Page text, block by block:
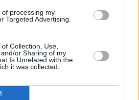
processing my
Targeted Advertising.
Collection, Use,
or Sharing of my
Is Unrelated with the
it was collected.